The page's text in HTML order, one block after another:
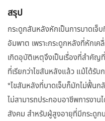
สรุป
กระดูกสันหลังหักเป็นการบาดเจ็
อัมพาต เพราะกระดูกหลังที่หักเ
เกิดอุบัติเหตุจึงเป็นเรื่องที่สำคัญ
ที่เรียกว่าไขสันหลังแล้ว แม้ได้รั
*ไขสันหลังที่บาดเจ็บก็มักไม่ฟื้นก
ไม่สามารถประกอบอาชีพการงา
สังคม สำหรับผู้สูงอายุที่มีกระดูก